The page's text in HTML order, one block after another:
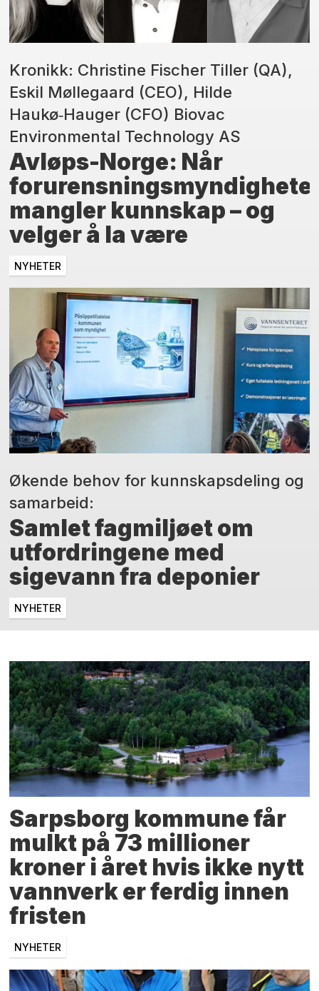
Kronikk: Christine Fischer Tiller (QA),
Eskil Møllegaard (CEO), Hilde
Haukø‑Hauger (CFO) Biovac
Environmental Technology AS
Avløps-Norge: Når
mangler kunnskap – og
velger å la være
NYHETER
Økende behov for kunnskapsdeling og
samarbeid:
Samlet fagmiljøet om
utfordringene med
sigevann fra deponier
NYHETER
Sarpsborg kommune får
mulkt på 73 millioner
kroner i året hvis ikke nytt
vannverk er ferdig innen
fristen
NYHETER